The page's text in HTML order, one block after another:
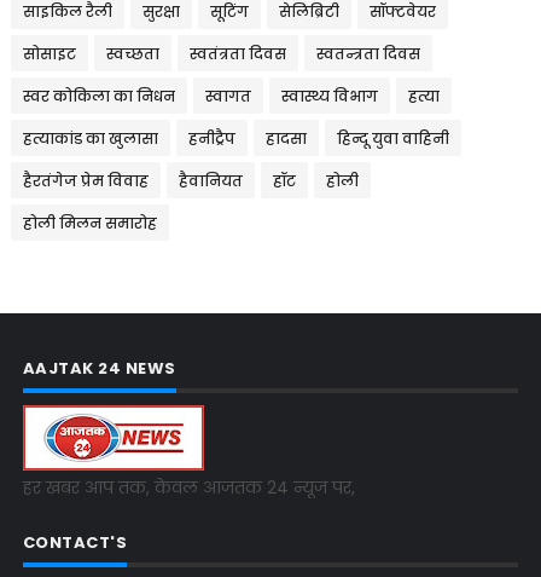
साइकिल रैली सुरक्षा सूटिंग सेलिब्रिटी सॉफ्टवेयर
सोसाइट स्वच्छता स्वतंत्रता दिवस स्वतन्त्रता दिवस
स्वर कोकिला का निधन स्वागत स्वास्थ्य विभाग हत्या
हत्याकांड का खुलासा हनीट्रैप हादसा हिन्दू युवा वाहिनी
हैरतंगेज प्रेम विवाह हैवानियत हॉट होली
होली मिलन समारोह
AAJTAK 24 NEWS
हर खबर आप तक, केवल आजतक 24 न्यूज पर,
CONTACT'S